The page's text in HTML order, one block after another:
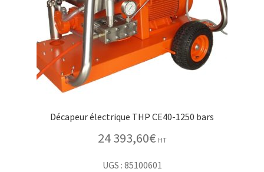
Décapeur électrique THP CE40-1250 bars
24 393,60€ HT
UGS : 85100601